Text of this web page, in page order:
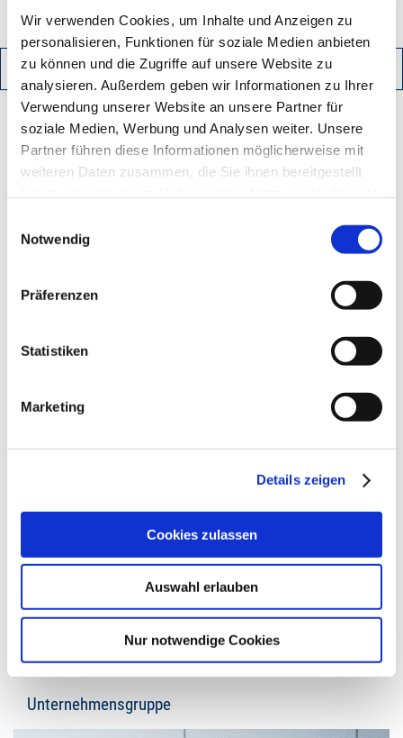
Wir verwenden Cookies, um Inhalte und Anzeigen zu
personalisieren, Funktionen für soziale Medien anbieten
zu können und die Zugriffe auf unsere Website zu
analysieren. Außerdem geben wir Informationen zu Ihrer
Verwendung unserer Website an unsere Partner für
soziale Medien, Werbung und Analysen weiter. Unsere
Partner führen diese Informationen möglicherweise mit
weiteren Daten zusammen, die Sie ihnen bereitgestellt
Ihre Einwilligung trifft auf die folgenden Domains zu:
ludwig-freytag.de, freytag-vdlinde.de, franz-wickel.de,
lfservice.de, lmr-drilling.de, mette-wasserbau.de, rmt-
Notwendig
Präferenzen
Statistiken
Marketing
Details zeigen
Cookies zulassen
Auswahl erlauben
Nur notwendige Cookies
ZURÜCK PDF HERUNTERLADEN
Kontakt
LUDWIG FREYTAG GmbH & Co. Kommanditgesellschaft
26129 Oldenburg
info@ludwig-freytag.de
KONTAKT
Unternehmensgruppe